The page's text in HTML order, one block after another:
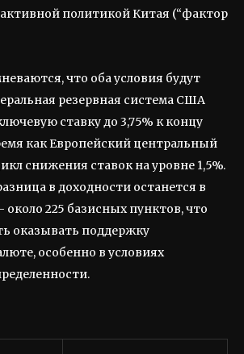
политикой Китая (“фактор
что оба условия будут
резервная система США
ставку до 3,75% к концу
как Европейский центральный
снижения ставок на уровне 1,5%.
в доходности останется в
около 225 базисных пунктов, что
оказывать поддержку
особенно в условиях